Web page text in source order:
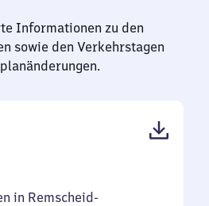
Informationen zu den
sowie den Verkehrstagen
in Remscheid-